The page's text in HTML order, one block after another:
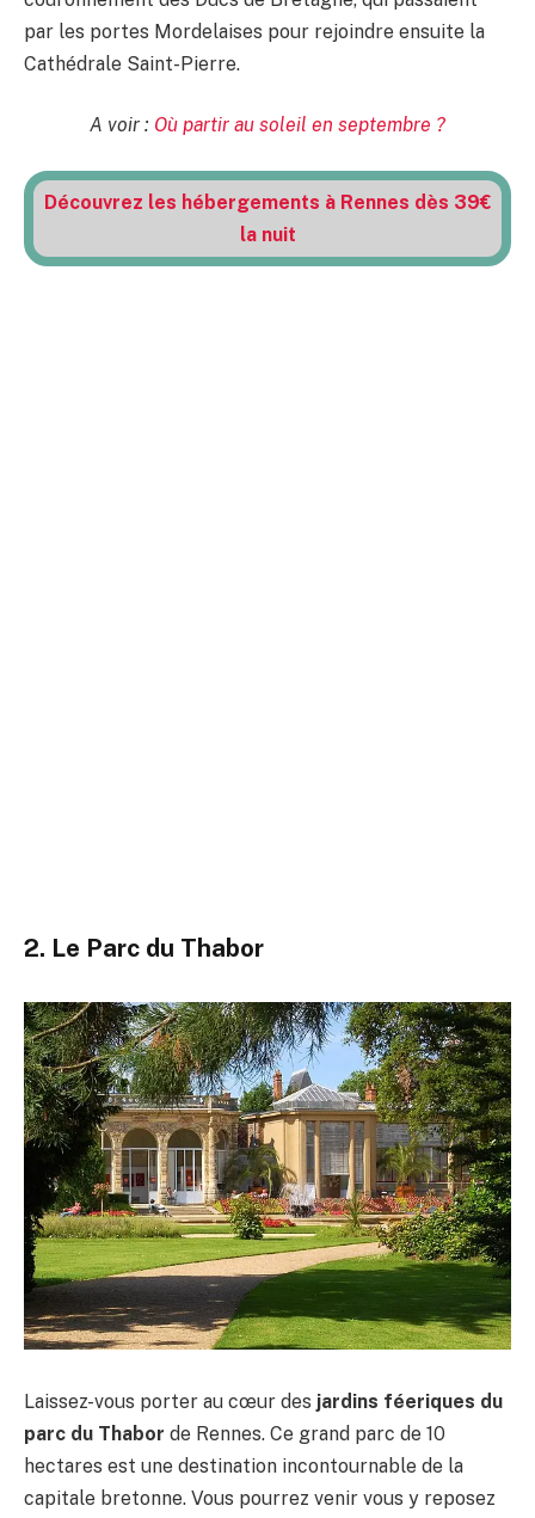
par les portes Mordelaises pour rejoindre ensuite la
Cathédrale Saint-Pierre.
A voir : Où partir au soleil en septembre ?
Découvrez les hébergements à Rennes dès 39€
la nuit
2. Le Parc du Thabor
Laissez-vous porter au cœur des jardins féeriques du
parc du Thabor de Rennes. Ce grand parc de 10
hectares est une destination incontournable de la
capitale bretonne. Vous pourrez venir vous y reposez